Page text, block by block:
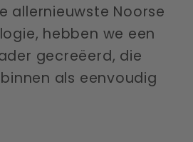
allernieuwste Noorse
hebben we een
gecreëerd, die
als eenvoudig